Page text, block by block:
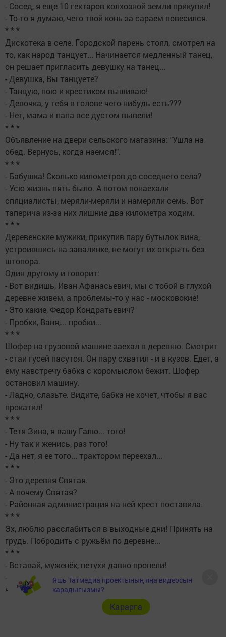
- Сосед, я еще 10 гектаров колхозной земли прикупил!
- То-то я думаю, чего твой конь за сараем повесился.
* * *
Дискотека в селе. Городской парень стоял, смотрел на
то, как народ танцует... Начинается медленный танец,
он решает пригласить девушку на танец...
- Девушка, Вы танцуете?
- Танцую, пою и крестиком вышиваю!
- Девочка, у тебя в голове чего-нибудь есть???
- Нет, мама и папа все дустом вывели!
* * *
Объявление на двери сельского магазина: "Ушла на
обед. Вернусь, когда наемся!".
* * *
- Бабушка! Сколько километров до соседнего села?
- Усю жизнь пять было. А потом понаехали
спяциалисты, меряли-меряли и намеряли семь. Вот
таперича из-за них лишние два километра ходим.
* * *
Деревенские мужики, прикупив пару бутылок вина,
устроившись на завалинке, не могут их открыть без
штопора.
Один другому и говорит:
- Вот видишь, Иван Афанасьевич, мы с тобой в глухой
деревне живем, а проблемы-то у нас - московские!
- Это какие, Федор Кондратьевич?
- Пробки, Ваня,... пробки...
* * *
Шофер на грузовой машине заехал в деревню. Смотрит
- стаи гусей пасутся. Он пару схватил - и в кузов. Едет, а
ему навстречу бабка с коромыслом бежит. Шофер
остановил машину.
- Ладно, слазьте. Видите, бабка не хочет, чтобы я вас
прокатил!
* * *
- Тетя Зина, я вашу Галю... того!
- Ну так и женись, раз того!
- Да нет, я ее того... трактором переехал...
* * *
- Это деревня Святая.
- А почему Святая?
- Районная администрация на ней крест поставила.
* * *
Эх, люблю расслабиться в выходные дни! Принять на
грудь. Побродить с ружьём по деревне...
* * *
- Вставай, муженёк, петухи давно пропели!
- А почему, собственно, это должно меня беспокоить? Я
что - курица?!
Яшь Татмедиа проектының яңа видеосын
карадыгызмы?
Карарга